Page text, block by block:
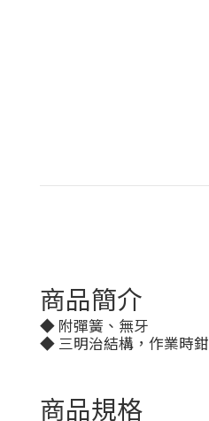
商品簡介
◆ 附彈簧、無牙
◆ 三明治結構，作業時
商品規格